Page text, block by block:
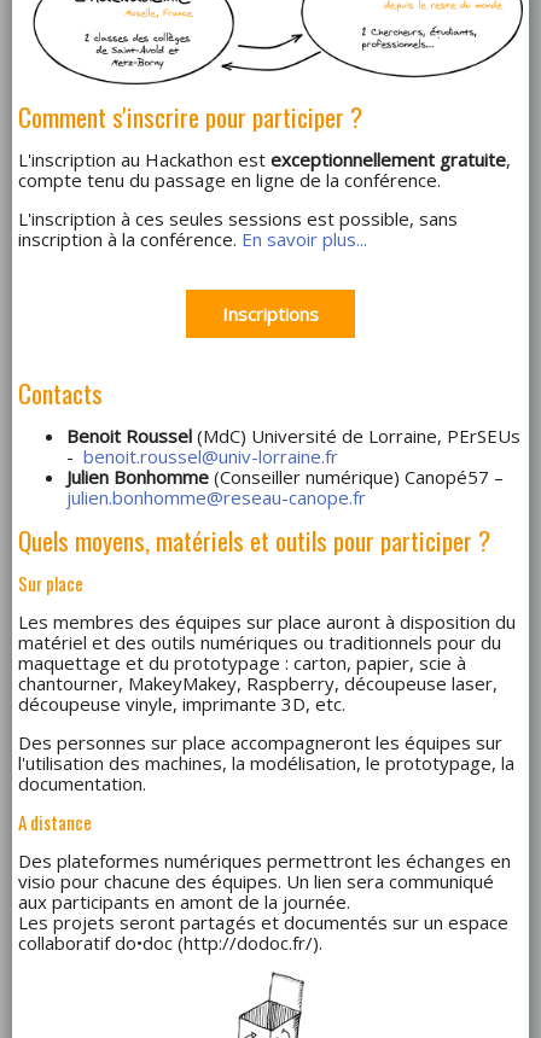
Comment s'inscrire pour participer ?
L'inscription au Hackathon est exceptionnellement gratuite,
compte tenu du passage en ligne de la conférence.
L'inscription à ces seules sessions est possible, sans
inscription à la conférence. En savoir plus...
Inscriptions
Contacts
Benoit Roussel (MdC) Université de Lorraine, PErSEUs
- benoit.roussel@univ-lorraine.fr
Julien Bonhomme (Conseiller numérique) Canopé57 –
julien.bonhomme@reseau-canope.fr
Quels moyens, matériels et outils pour participer ?
Sur place
Les membres des équipes sur place auront à disposition du
matériel et des outils numériques ou traditionnels pour du
maquettage et du prototypage : carton, papier, scie à
chantourner, MakeyMakey, Raspberry, découpeuse laser,
découpeuse vinyle, imprimante 3D, etc.
Des personnes sur place accompagneront les équipes sur
l'utilisation des machines, la modélisation, le prototypage, la
documentation.
A distance
Des plateformes numériques permettront les échanges en
visio pour chacune des équipes. Un lien sera communiqué
aux participants en amont de la journée.
Les projets seront partagés et documentés sur un espace
collaboratif do•doc (http://dodoc.fr/).